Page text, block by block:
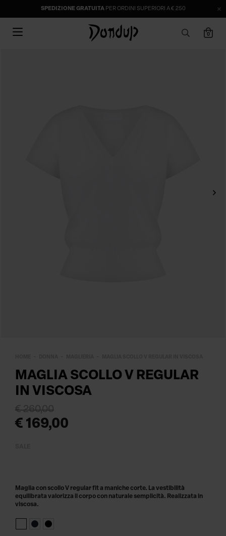
SPEDIZIONE GRATUITAPER ORDINI SUPERIORI A € 250
0
MAGLIA SCOLLO V REGULAR
IN VISCOSA
€ 169,00
€ 260,00
Maglia con scollo V regular fit a maniche corte. La vestibilità
equilibrata valorizza il corpo con naturale semplicità. Realizzata in
viscosa.